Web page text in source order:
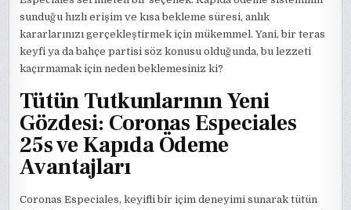
sunduğu hızlı erişim ve kısa bekleme süresi, anlık
kararlarınızı gerçekleştirmek için mükemmel. Yani, bir teras
keyfi ya da bahçe partisi söz konusu olduğunda, bu lezzeti
kaçırmamak için neden beklemesiniz ki?
Tütün Tutkunlarının Yeni
Gözdesi: Coronas Especiales
25s ve Kapıda Ödeme
Avantajları
Coronas Especiales, keyifli bir içim deneyimi sunarak tütün